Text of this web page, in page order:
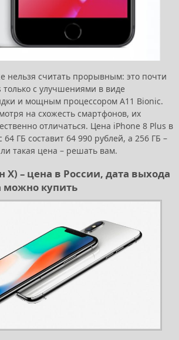
нельзя считать прорывным: это почти
только с улучшениями в виде
и мощным процессором A11 Bionic.
на схожесть смартфонов, их
отличаться. Цена iPhone 8 Plus в
ГБ составит 64 990 рублей, а 256 ГБ –
такая цена – решать вам.
Х) – цена в России, дата выхода
можно купить